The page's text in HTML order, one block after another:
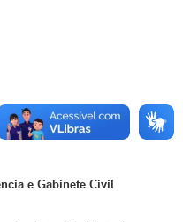
e Gabinete Civil